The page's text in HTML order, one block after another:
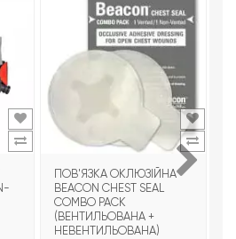
ПОВ'ЯЗКА ОКЛЮЗІЙНА
BEACON CHEST SEAL
COMBO PACK
(ВЕНТИЛЬОВАНА +
НЕВЕНТИЛЬОВАНА)